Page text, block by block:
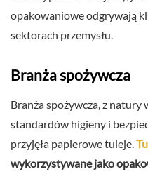
opakowaniowe odgrywają
sektorach przemysłu.
Branża spożywcza
Branża spożywcza, z natury
standardów higieny i
przyjęła papierowe tuleje.
wykorzystywane jako